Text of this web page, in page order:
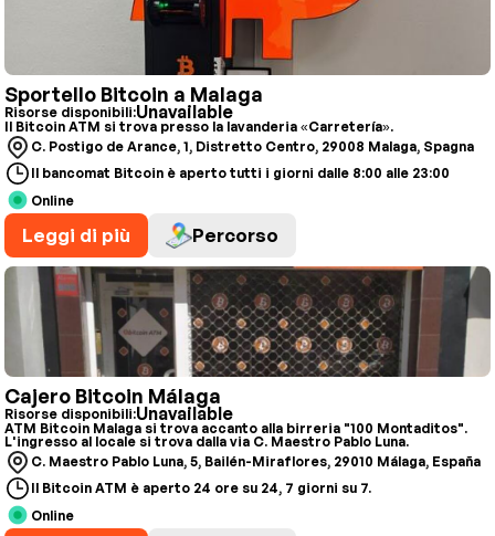
Sportello Bitcoin a Malaga
Risorse disponibili:Unavailable
Il Bitcoin ATM si trova presso la lavanderia «Carretería».
C. Postigo de Arance, 1, Distretto Centro, 29008 Malaga, Spagna
Il bancomat Bitcoin è aperto tutti i giorni dalle 8:00 alle 23:00
Online
Leggi di più Percorso
Cajero Bitcoin Málaga
Risorse disponibili:Unavailable
ATM Bitcoin Malaga si trova accanto alla birreria "100 Montaditos".
L'ingresso al locale si trova dalla via C. Maestro Pablo Luna.
C. Maestro Pablo Luna, 5, Bailén-Miraflores, 29010 Málaga, España
Il Bitcoin ATM è aperto 24 ore su 24, 7 giorni su 7.
Online